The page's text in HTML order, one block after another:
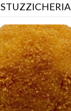
STUZZICHERIA